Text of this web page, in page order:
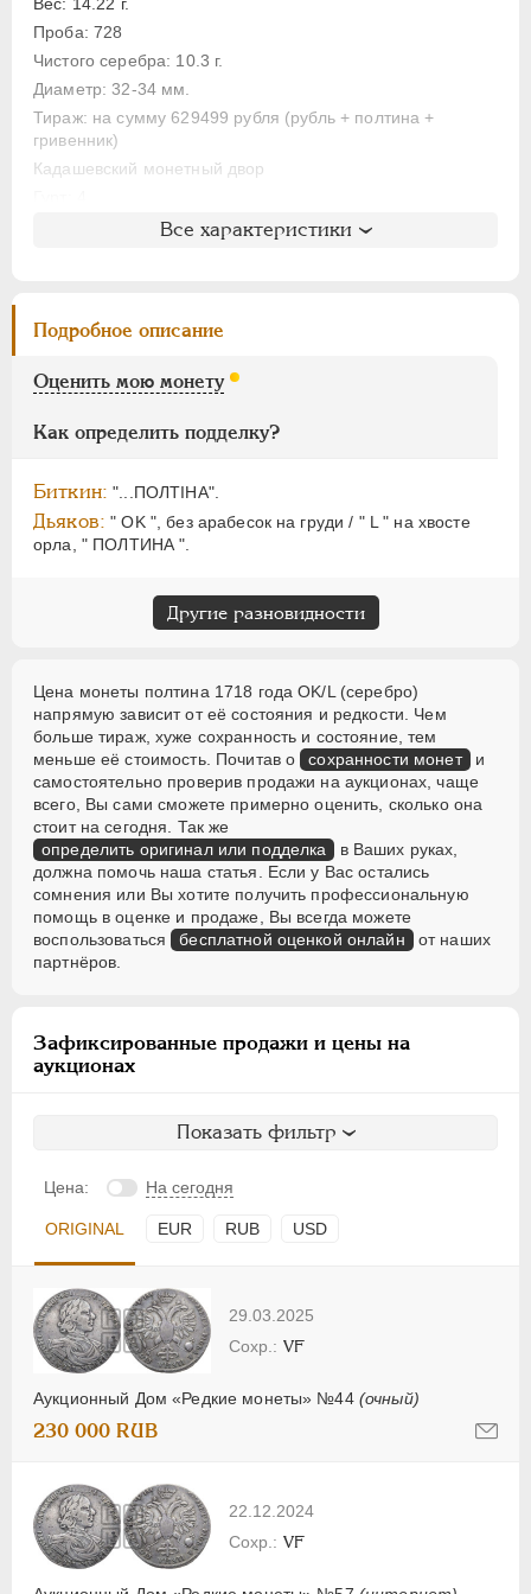
Вес: 14.22 г.
Проба: 728
Чистого серебра: 10.3 г.
Диаметр: 32-34 мм.
Тираж: на сумму 629499 рубля (рубль + полтина +
гривенник)
Кадашевский монетный двор
Литература и редкость
Уздеников: 0559
Дьяков ЗС: 597 (R3)
Семёнов
Гиль
Все характеристики
Подробное описание
Оценить мою монету
Как определить подделку?
Биткин: "...ПОЛТIНА".
Дьяков: " OK ", без арабесок на груди / " L " на хвосте
орла, " ПОЛТИНА ".
Другие разновидности
Цена монеты полтина 1718 года OK/L (серебро)
напрямую зависит от её состояния и редкости. Чем
больше тираж, хуже сохранность и состояние, тем
меньше её стоимость. Почитав о сохранности монет и
самостоятельно проверив продажи на аукционах, чаще
всего, Вы сами сможете примерно оценить, сколько она
стоит на сегодня. Так же
определить оригинал или подделка
в Ваших руках,
должна помочь наша статья. Если у Вас остались
сомнения или Вы хотите получить профессиональную
помощь в оценке и продаже, Вы всегда можете
воспользоваться бесплатной оценкой онлайн от наших
партнёров.
Зафиксированные продажи и цены на
аукционах
Показать фильтр
Цена: На сегодня
ORIGINAL EUR RUB USD
29.03.2025
Аукционный Дом «Редкие монеты» №44 (очный)
VF
230 000 RUB
22.12.2024
VF
ПЕТР III 1762-1762
ЕКАТЕРИНА II 1762-1796
ПАВЕЛ I 1796-1801
АЛЕКСАНДР I
1801-1825
НИКОЛАЙ I 1826-1855
АЛЕКСАНДР III 1881-1894
ИНОСТРАННЫЕ 1768-1918